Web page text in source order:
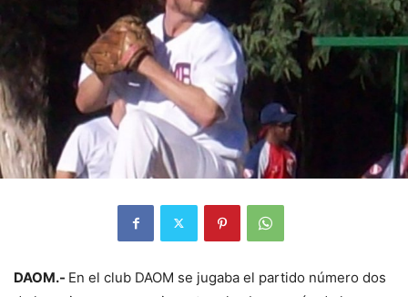
DAOM.- En el club DAOM se jugaba el partido número dos